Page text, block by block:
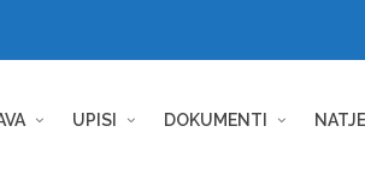
UPISI DOKUMENTI